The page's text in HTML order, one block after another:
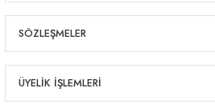
SÖZLEŞMELER
ÜYELİK İŞLEMLERİ